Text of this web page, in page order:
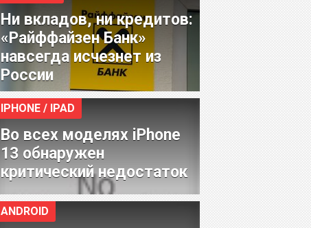
Ни вкладов, ни кредитов:
«Райффайзен Банк»
навсегда исчезнет из
России
IPHONE / IPAD
Во всех моделях iPhone
13 обнаружен
критический недостаток
ANDROID